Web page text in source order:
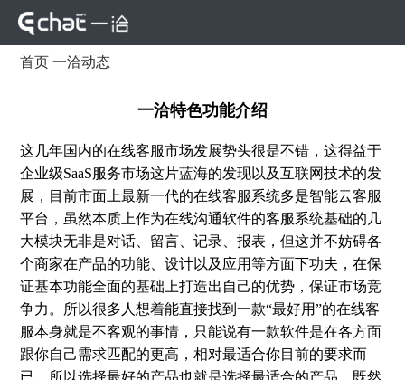
首页 一洽动态
一洽特色功能介绍
这几年国内的在线客服市场发展势头很是不错，这得益于
企业级SaaS服务市场这片蓝海的发现以及互联网技术的发
展，目前市面上最新一代的在线客服系统多是智能云客服
平台，虽然本质上作为在线沟通软件的客服系统基础的几
大模块无非是对话、留言、记录、报表，但这并不妨碍各
个商家在产品的功能、设计以及应用等方面下功夫，在保
证基本功能全面的基础上打造出自己的优势，保证市场竞
争力。所以很多人想着能直接找到一款“最好用”的在线客
服本身就是不客观的事情，只能说有一款软件是在各方面
跟你自己需求匹配的更高，相对最适合你目前的要求而